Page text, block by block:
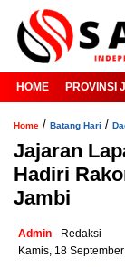
HOME PROVINSI
Home / Batang Hari /
Jajaran
Hadiri
Jambi
Admin - Redaksi
Kamis, 18